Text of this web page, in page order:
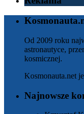
Od 2009 roku
astronautyce,
kosmicznej.
Kosmonauta.net
Najnowsze